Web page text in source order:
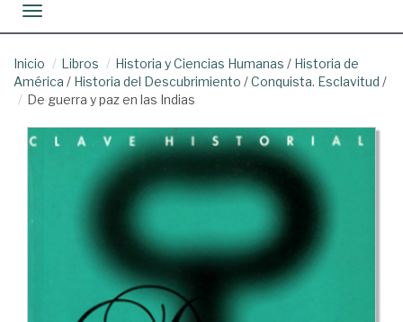
Toggle navigation
Inicio Libros Historia y Ciencias Humanas / Historia de
América / Historia del Descubrimiento /Conquista. Esclavitud /
De guerra y paz en las Indias